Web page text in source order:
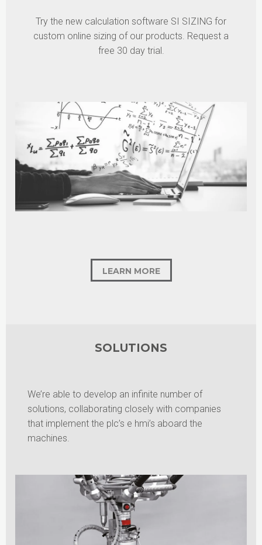
Try the new calculation software SI SIZING for
custom online sizing of our products. Request a
free 30 day trial.
LEARN MORE
SOLUTIONS
We’re able to develop an infinite number of
solutions, collaborating closely with companies
that implement the plc’s e hmi’s aboard the
machines.